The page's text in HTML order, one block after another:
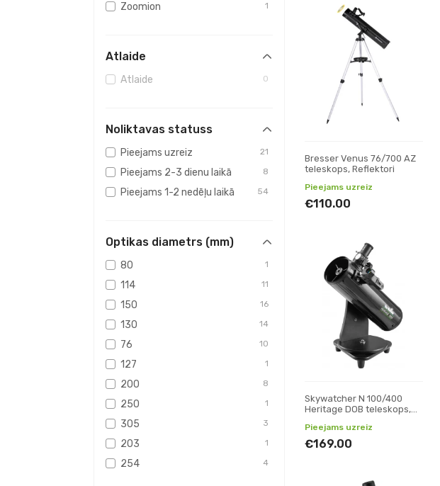
Zoomion 1
Atlaide
Atlaide 0
Noliktavas statuss
Pieejams uzreiz 21
Pieejams 2-3 dienu laikā 8
Pieejams 1-2 nedēļu laikā 54
Optikas diametrs (mm)
80 1
114 11
150 16
130 14
76 10
127 1
200 8
250 1
305 3
203 1
254 4
Bresser Venus 76/700 AZ
teleskops, Reflektori
Pieejams uzreiz
€110.00
Skywatcher N 100/400
Heritage DOB teleskops,
Pieejams uzreiz
€169.00